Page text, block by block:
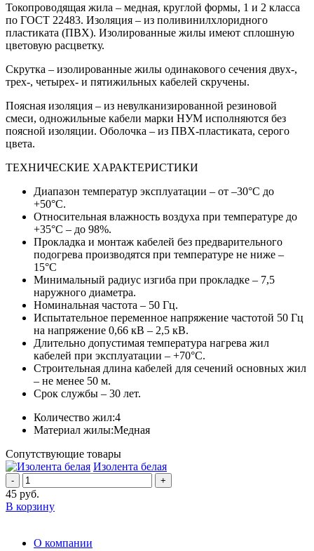
Токопроводящая жила – медная, круглой формы, 1 и 2 класса
по ГОСТ 22483. Изоляция – из поливинилхлоридного
пластиката (ПВХ). Изолированные жилы имеют сплошную
цветовую расцветку.
Скрутка – изолированные жилы одинакового сечения двух-,
трех-, четырех- и пятижильных кабелей скручены.
Поясная изоляция – из невулканизированной резиновой
смеси, одножильные кабели марки НУМ исполняются без
поясной изоляции. Оболочка – из ПВХ-пластиката, серого
цвета.
ТЕХНИЧЕСКИЕ ХАРАКТЕРИСТИКИ
Диапазон температур эксплуатации – от –30°С до
+50°С.
Относительная влажность воздуха при температуре до
+35°С – до 98%.
Прокладка и монтаж кабелей без предварительного
подогрева производятся при температуре не ниже –
15°С
Минимальный радиус изгиба при прокладке – 7,5
наружного диаметра.
Номинальная частота – 50 Гц.
Испытательное переменное напряжение частотой 50 Гц
на напряжение 0,66 кВ – 2,5 кВ.
Длительно допустимая температура нагрева жил
кабелей при эксплуатации – +70°С.
Строительная длина кабелей для сечений основных жил
– не менее 50 м.
Срок службы – 30 лет.
Количество жил:4
Материал жилы:Медная
Сопутствующие товары
Изолента белая
- +
45 руб.
В корзину
О компании